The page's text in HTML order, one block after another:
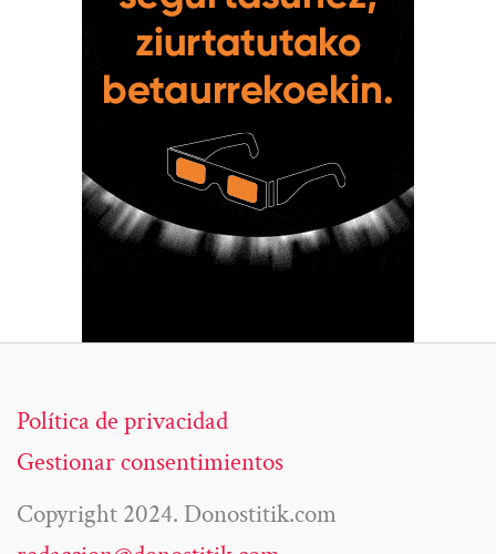
Política de privacidad
Gestionar consentimientos
Copyright 2024. Donostitik.com